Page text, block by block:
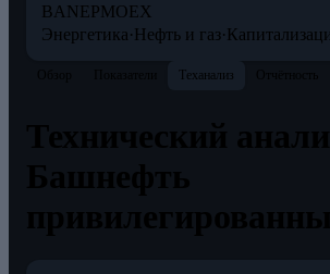
BANEPMOEX
Энергетика·Нефть и газ·
Теханализ